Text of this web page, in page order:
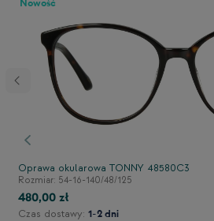
Poprzedni
Nowość
Oprawa okularowa TONNY 48580C3
Rozmiar: 54-16-140/48/125
480,00 zł
Czas dostawy: 1-2 dni